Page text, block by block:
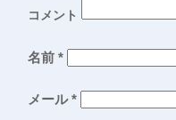
コメント
名前 *
メール*